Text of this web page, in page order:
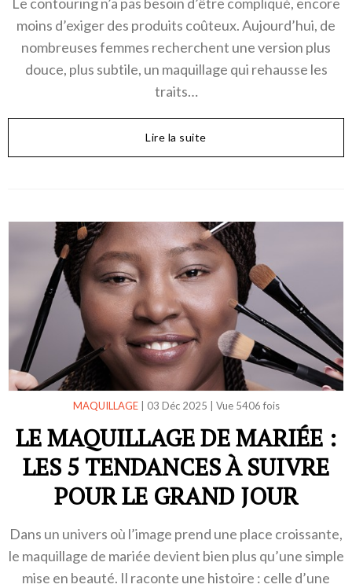
moins d’exiger des produits coûteux. Aujourd’hui, de
nombreuses femmes recherchent une version plus
douce, plus subtile, un maquillage qui rehausse les
traits…
Lire la suite
MAQUILLAGE| 03 Déc 2025 Vue 5406 fois
LE MAQUILLAGE DE MARIÉE :
LES 5 TENDANCES À SUIVRE
POUR LE GRAND JOUR
Dans un univers où l’image prend une place croissante,
le maquillage de mariée devient bien plus qu’une simple
mise en beauté. Il raconte une histoire : celle d’une